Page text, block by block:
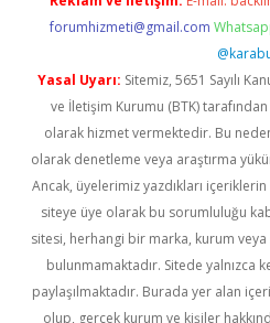
forumhizmeti@gmail.com
Yasal Uyarı: Sitemiz, 5651 Sayılı
ve İletişim Kurumu (BTK) tarafından
olarak hizmet vermektedir. Bu
olarak denetleme veya araştırma
Ancak, üyelerimiz yazdıkları
siteye üye olarak bu sorumluluğu
sitesi, herhangi bir marka, kurum veya
bulunmamaktadır. Sitede yalnızca
paylaşılmaktadır. Burada yer alan
olup, gerçek kurum ve kişiler